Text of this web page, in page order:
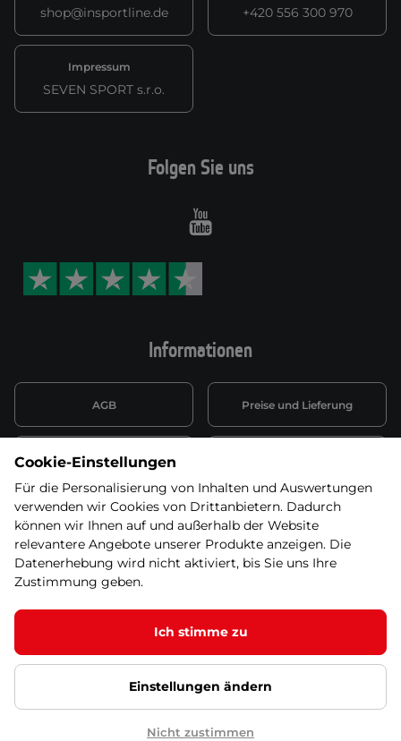
shop@insportline.de +420 556 300 970
Impressum
SEVEN SPORT s.r.o.
Informationen
AGB Preise und Lieferung
Datenschutzerklärung
Wiederufsbelehrung mit Link
zum Formular
Batterieentsorgung
Informationen zu Elektro-
und Elektonikgeräten
Widerruf erklären
Folgen Sie uns
Youtube
© 2026 SEVEN SPORT s.r.o Alle Rechte vorbehalten1
Datenschutzgrundsätze Google Datenschutz Google
Partnerseiten Cookie-Einstellungen
Cookie-Einstellungen
Für die Personalisierung von Inhalten und Auswertungen
verwenden wir Cookies von Drittanbietern. Dadurch
können wir Ihnen auf und außerhalb der Website
relevantere Angebote unserer Produkte anzeigen. Die
Datenerhebung wird nicht aktiviert, bis Sie uns Ihre
Zustimmung geben.
Ich stimme zu
Einstellungen ändern
Nicht zustimmen